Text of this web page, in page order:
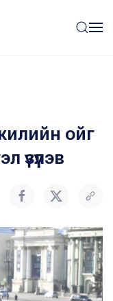
ойг